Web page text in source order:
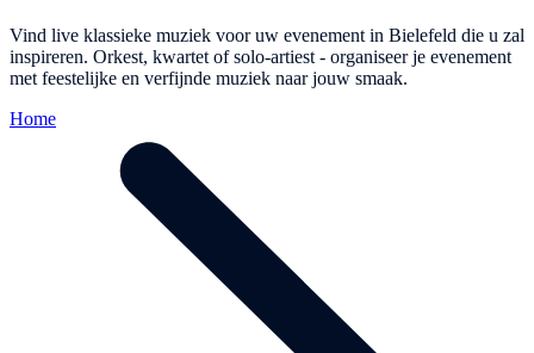
Vind live klassieke muziek voor uw evenement in Bielefeld die u zal
inspireren. Orkest, kwartet of solo-artiest - organiseer je evenement
met feestelijke en verfijnde muziek naar jouw smaak.
Home